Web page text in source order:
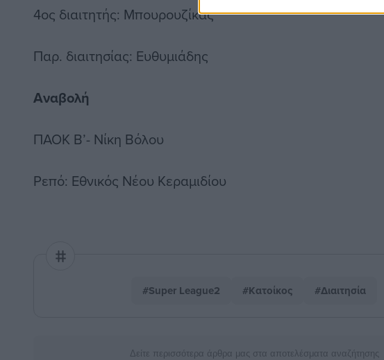
4ος διαιτητής: Μπουρουζίκας
Παρ. διαιτησίας: Ευθυμιάδης
Αναβολή
ΠΑΟΚ Β’- Νίκη Βόλου
Ρεπό: Εθνικός Νέου Κεραμιδίου
#Super League2 #Κατοίκος #Διαιτησία
Δείτε περισσότερα άρθρα μας στα αποτελέσματα αναζήτησης